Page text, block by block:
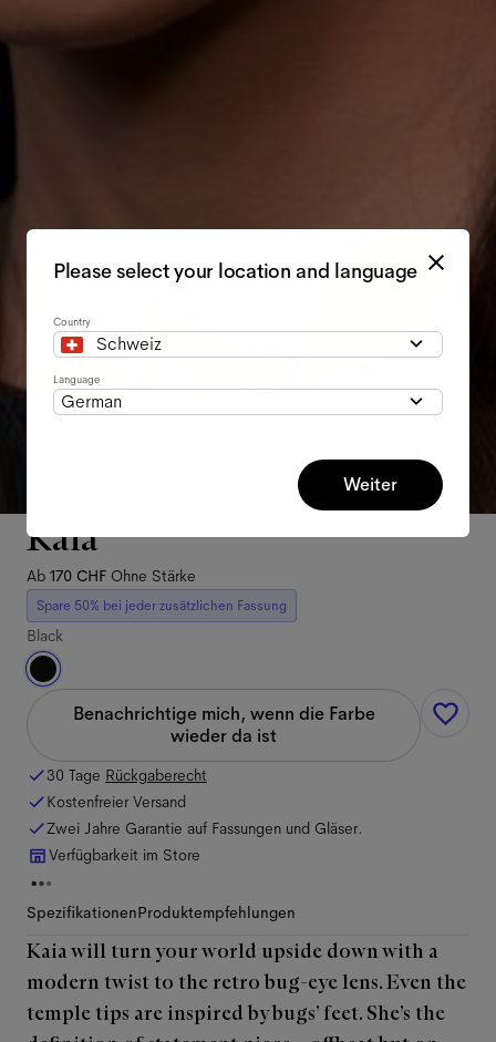
Kaia
Ab 170 CHF Ohne Stärke
Spare 50% bei jeder zusätzlichen Fassung
Black
Benachrichtige mich, wenn die Farbe
wieder da ist
30 Tage Rückgaberecht
Kostenfreier Versand
Zwei Jahre Garantie auf Fassungen und Gläser.
Verfügbarkeit im Store
SpezifikationenProduktempfehlungen
Kaia will turn your world upside down with a
modern twist to the retro bug-eye lens. Even the
temple tips are inspired by bugs’ feet. She’s the
Please select your location and language
Country
Schweiz
Language
German
Weiter